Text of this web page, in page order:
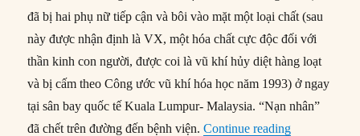
đã bị hai phụ nữ tiếp cận và bôi vào mặt một loại chất (sau
này được nhận định là VX, một hóa chất cực độc đối với
thần kinh con người, được coi là vũ khí hủy diệt hàng loạt
và bị cấm theo Công ước vũ khí hóa học năm 1993) ở ngay
tại sân bay quốc tế Kuala Lumpur- Malaysia. “Nạn nhân”
đã chết trên đường đến bệnh viện.Continue reading“Phân tích